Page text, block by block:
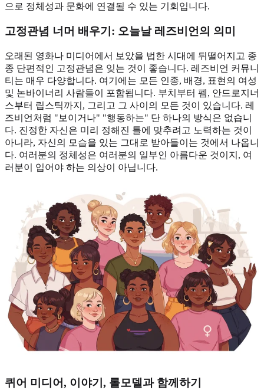
으로 정체성과 문화에 연결될 수 있는 기회입니다.
고정관념 너머 배우기: 오늘날 레즈비언의 의미
오래된 영화나 미디어에서 보았을 법한 시대에 뒤떨어지고 종
종 단편적인 고정관념은 잊는 것이 좋습니다. 레즈비언 커뮤니
티는 매우 다양합니다. 여기에는 모든 인종, 배경, 표현의 여성
및 논바이너리 사람들이 포함됩니다. 부치부터 펨, 안드로지너
스부터 립스틱까지, 그리고 그 사이의 모든 것이 있습니다. 레
즈비언처럼 "보이거나" "행동하는" 단 하나의 방식은 없습니
다. 진정한 자신은 미리 정해진 틀에 맞추려고 노력하는 것이
아니라, 자신의 모습을 있는 그대로 받아들이는 것에서 나옵니
다. 여러분의 정체성은 여러분의 일부인 아름다운 것이지, 여
러분이 입어야 하는 의상이 아닙니다.
퀴어 미디어, 이야기, 롤모델과 함께하기